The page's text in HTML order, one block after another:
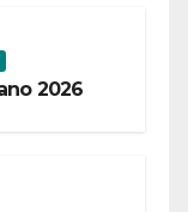
2026